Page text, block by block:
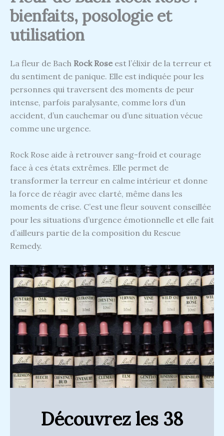
bienfaits, posologie et
utilisation
La fleur de Bach Rock Roseest l’élixir de la terreur et
du sentiment de panique. Elle est indiquée pour les
personnes qui traversent des moments de peur
intense, parfois paralysante, comme lors d’un
accident, d’un cauchemar ou d’une situation vécue
comme une urgence.
Rock Rose aide à retrouver sang-froid et courage
face à ces états extrêmes. Elle permet de
transformer la terreur en calme intérieur et donne
la force de réagir avec clarté, même dans les
moments de crise. C’est une fleur souvent conseillée
pour les situations d’urgence émotionnelle et elle fait
d’ailleurs partie de la composition du Rescue
Remedy.
Découvrez les 38